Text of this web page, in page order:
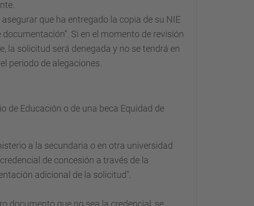
que ha entregado la copia de su NIE
Si en el momento de revisión
la solicitud será denegada y no se tendrá en
periodo de alegaciones.
de Educación o de una beca Equidad de
a la secundaria o en otra universidad
de concesión a través de la
adicional de la solicitud".
documento que no sea la credencial, se